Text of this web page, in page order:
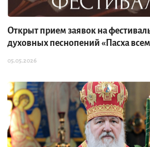
Открыт прием заявок на
духовных песнопений «Пасха
05.05.2026